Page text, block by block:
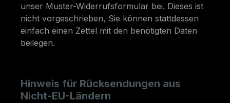
unser Muster-Widerrufsformular bei. Dieses ist
nicht vorgeschrieben, Sie können stattdessen
einfach einen Zettel mit den benötigten Daten
beilegen.
Hinweis für Rücksendungen aus
Nicht-EU-Ländern